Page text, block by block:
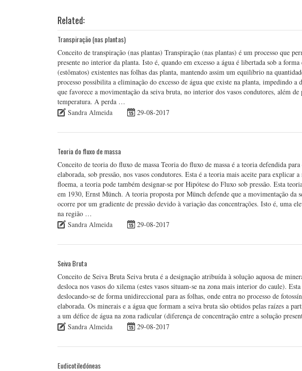
Related:
Transpiração (nas plantas)
Conceito de transpiração (nas plantas) Transpiração (nas plantas) é um processo que
presente no interior da planta. Isto é, quando em excesso a água é libertada sob a
(estômatos) existentes nas folhas das planta, mantendo assim um equilíbrio na
processo possibilita a eliminação do excesso de água que existe na planta, impedindo a
que favorece a movimentação da seiva bruta, no interior dos vasos condutores, além
temperatura. A perda …
Sandra Almeida
29-08-2017
Teoria do fluxo de massa
Conceito de teoria do fluxo de massa Teoria do fluxo de massa é a teoria defendida
elaborada, sob pressão, nos vasos condutores. Esta é a teoria mais aceite para explicar
floema, a teoria pode também designar-se por Hipótese do Fluxo sob pressão. Esta
em 1930, Ernst Münch. A teoria proposta por Münch defende que a movimentação da
ocorre por um gradiente de pressão devido à variação das concentrações. Isto é, uma
na região …
Sandra Almeida
29-08-2017
Seiva Bruta
Conceito de Seiva Bruta Seiva bruta é a designação atribuída à solução aquosa de
desloca nos vasos do xilema (estes vasos situam-se na zona mais interior do caule).
deslocando-se de forma unidireccional para as folhas, onde entra no processo de
elaborada. Os minerais e a água que formam a seiva bruta são obtidos pelas raízes a
a um défice de água na zona radicular (diferença de concentração entre a solução
Sandra Almeida
29-08-2017
Eudicotiledóneas